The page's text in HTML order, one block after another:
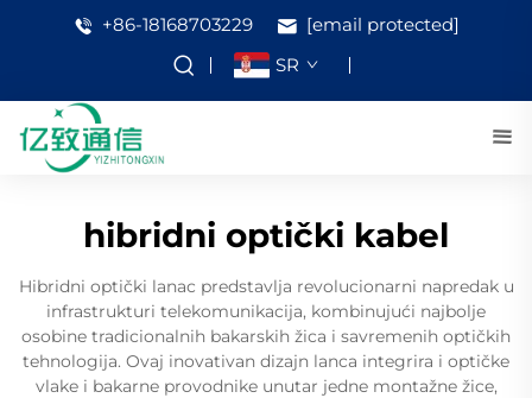
+86-18168703229
[email protected]
SR
hibridni optički kabel
Hibridni optički lanac predstavlja revolucionarni napredak u
infrastrukturi telekomunikacija, kombinujući najbolje
osobine tradicionalnih bakarskih žica i savremenih optičkih
tehnologija. Ovaj inovativan dizajn lanca integrira i optičke
vlake i bakarne provodnike unutar jedne montažne žice,